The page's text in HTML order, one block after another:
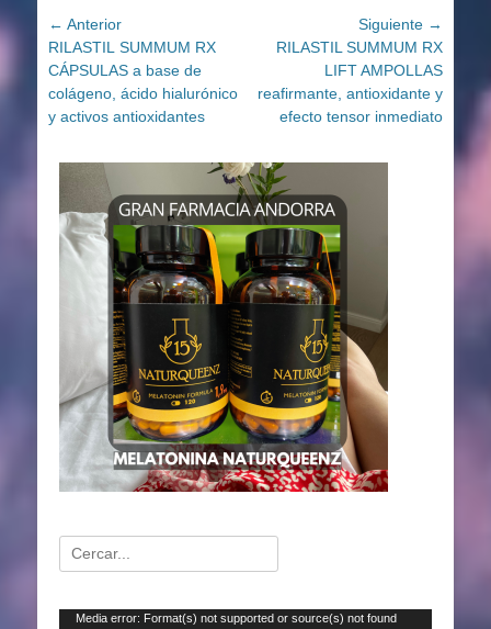
Navegación
de
entradas
← Anterior
Entrada
anterior:
RILASTIL SUMMUM RX
CÁPSULAS a base de
colágeno, ácido hialurónico
y activos antioxidantes
Siguiente →
EntradaRILASTIL SUMMUM RX
LIFT AMPOLLAS
reafirmante, antioxidante y
efecto tensor inmediato
Buscar:
Reproductor
Media error: Format(s) not supported or source(s) not found